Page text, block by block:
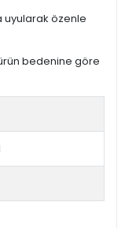
uyularak özenle
bedenine göre